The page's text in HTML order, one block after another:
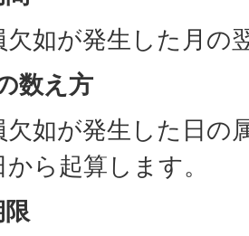
欠如が発生した月の
数え方
欠如が発生した日の
から起算します。